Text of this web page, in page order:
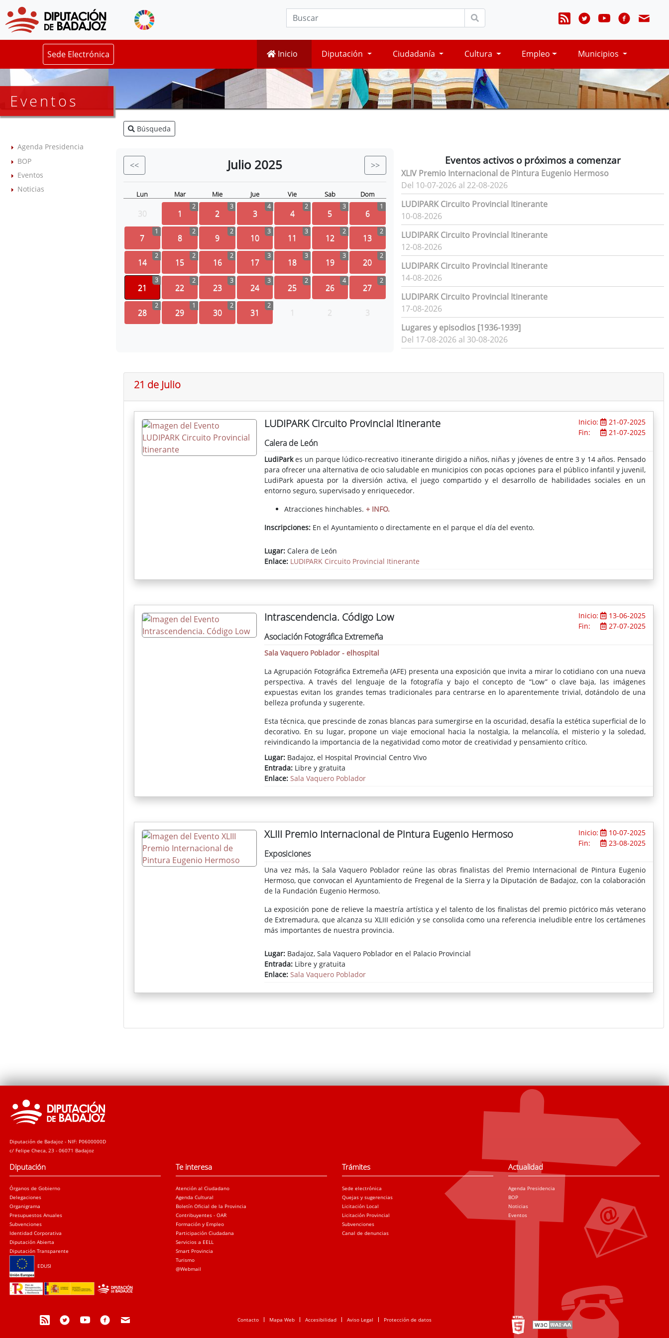
Sede Electrónica Inicio Diputación Ciudadanía Cultura Empleo Municipios
Eventos
Agenda Presidencia
BOP
Eventos
Noticias
Búsqueda
<< Julio 2025 >>
Lun Mar Mie Jue Vie Sab Dom
30 1
2
2
3
3
4
4
2
5
3
6
1
7
1
8
2
9
2
10
3
11
3
12
2
13
2
14
2
15
2
16
2
17
3
18
3
19
3
20
2
21
3
22
2
23
3
24
3
25
2
26
4
27
2
28
2
29
1
30
2
31
2
1 2 3
Eventos activos o próximos a comenzar
XLIV Premio Internacional de Pintura Eugenio Hermoso
Del 10-07-2026 al 22-08-2026
LUDIPARK Circuito Provincial Itinerante
10-08-2026
LUDIPARK Circuito Provincial Itinerante
12-08-2026
LUDIPARK Circuito Provincial Itinerante
14-08-2026
LUDIPARK Circuito Provincial Itinerante
17-08-2026
Lugares y episodios [1936-1939]
Del 17-08-2026 al 30-08-2026
21 de Julio
LUDIPARK Circuito Provincial Itinerante Inicio:
21-07-2025
Fin:
21-07-2025
Calera de León
LudiParkes un parque lúdico-recreativo itinerante dirigido a niños, niñas y jóvenes de entre 3 y 14 años. Pensado
para ofrecer una alternativa de ocio saludable en municipios con pocas opciones para el público infantil y juvenil,
LudiPark apuesta por la diversión activa, el juego compartido y el desarrollo de habilidades sociales en un
entorno seguro, supervisado y enriquecedor.
Atracciones hinchables. + INFO.
Inscripciones: En el Ayuntamiento o directamente en el parque el día del evento.
Lugar:Calera de León
Enlace: LUDIPARK Circuito Provincial Itinerante
Intrascendencia. Código Low Inicio:
13-06-2025
Fin:
27-07-2025
Asociación Fotográfica Extremeña
Sala Vaquero Poblador - elhospital
La Agrupación Fotográfica Extremeña (AFE) presenta una exposición que invita a mirar lo cotidiano con una nueva
perspectiva. A través del lenguaje de la fotografía y bajo el concepto de “Low” o clave baja, las imágenes
expuestas evitan los grandes temas tradicionales para centrarse en lo aparentemente trivial, dotándolo de una
belleza profunda y sugerente.
Esta técnica, que prescinde de zonas blancas para sumergirse en la oscuridad, desafía la estética superficial de lo
decorativo. En su lugar, propone un viaje emocional hacia la nostalgia, la melancolía, el misterio y la soledad,
reivindicando la importancia de la negatividad como motor de creatividad y pensamiento crítico.
Lugar:Badajoz, el Hospital Provincial Centro Vivo
Entrada:Libre y gratuita
Enlace: Sala Vaquero Poblador
XLIII Premio Internacional de Pintura Eugenio Hermoso Inicio:
10-07-2025
Fin:
23-08-2025
Exposiciones
Una vez más, la Sala Vaquero Poblador reúne las obras finalistas del Premio Internacional de Pintura Eugenio
Hermoso, que convocan el Ayuntamiento de Fregenal de la Sierra y la Diputación de Badajoz, con la colaboración
de la Fundación Eugenio Hermoso.
La exposición pone de relieve la maestría artística y el talento de los finalistas del premio pictórico más veterano
de Extremadura, que alcanza su XLIII edición y se consolida como una referencia ineludible entre los certámenes
más importantes de nuestra provincia.
Lugar:Badajoz, Sala Vaquero Poblador en el Palacio Provincial
Entrada:Libre y gratuita
Enlace: Sala Vaquero Poblador
Diputación de Badajoz - NIF: P0600000D
c/ Felipe Checa, 23 - 06071 Badajoz
Diputación
Órganos de Gobierno
Delegaciones
Organigrama
Presupuestos Anuales
Subvenciones
Identidad Corporativa
Diputación Abierta
Diputación Transparente
EDUSI
Te interesa
Atención al Ciudadano
Agenda Cultural
Boletín Oficial de la Provincia
Contribuyentes - OAR
Formación y Empleo
Participación Ciudadana
Servicios a EELL
Smart Provincia
Turismo
@Webmail
Trámites
Sede electrónica
Quejas y sugerencias
Licitación Local
Licitación Provincial
Subvenciones
Canal de denuncias
Actualidad
Agenda Presidencia
BOP
Noticias
Eventos
Contacto Mapa Web Accesibilidad Aviso Legal Protección de datos